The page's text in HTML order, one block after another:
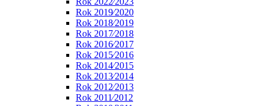
Rok 2019⁄2020
Rok 2018⁄2019
Rok 2017⁄2018
Rok 2016⁄2017
Rok 2015⁄2016
Rok 2014⁄2015
Rok 2013⁄2014
Rok 2012⁄2013
Rok 2011⁄2012